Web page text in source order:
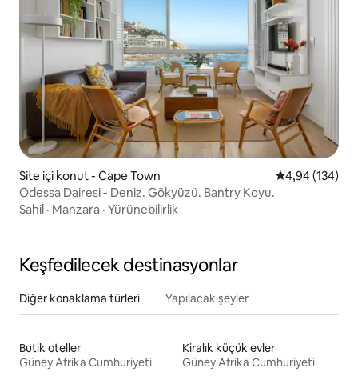
Site içi konut - Cape Town 5 üzerinden
4,94 (134)
Odessa Dairesi - Deniz. Gökyüzü. Bantry Koyu.
Sahil · Manzara · Yürünebilirlik
Keşfedilecek destinasyonlar
Diğer konaklama türleri Yapılacak şeyler
Butik oteller
Güney Afrika Cumhuriyeti
Kiralık küçük evler
Güney Afrika Cumhuriyeti